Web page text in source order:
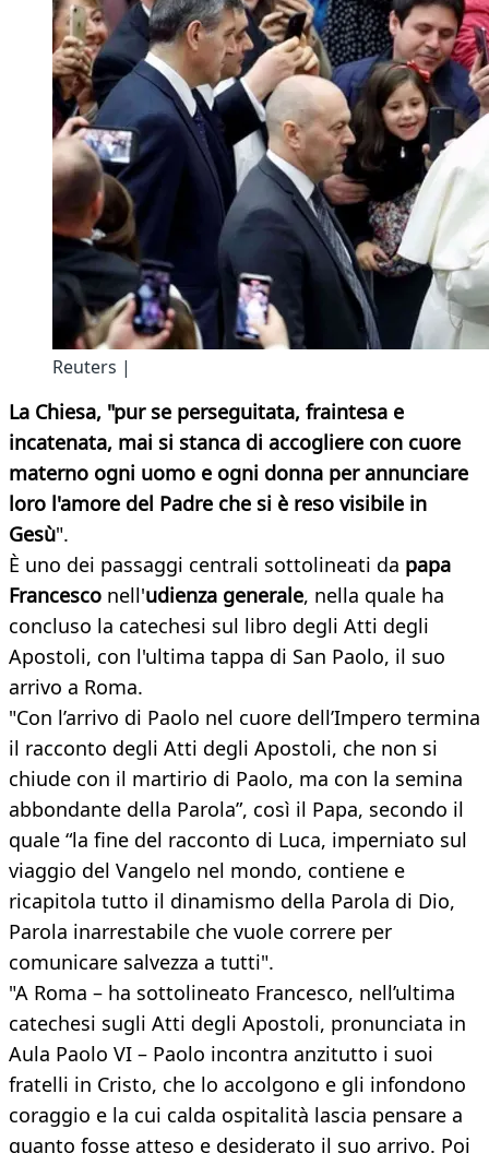
Reuters |
La Chiesa, "pur se perseguitata, fraintesa e
incatenata, mai si stanca di accogliere con cuore
materno ogni uomo e ogni donna per annunciare
loro l'amore del Padre che si è reso visibile in
Gesù".
È uno dei passaggi centrali sottolineati da papa
Francesco nell'udienza generale, nella quale ha
concluso la catechesi sul libro degli Atti degli
Apostoli, con l'ultima tappa di San Paolo, il suo
arrivo a Roma.
"Con l’arrivo di Paolo nel cuore dell’Impero termina
il racconto degli Atti degli Apostoli, che non si
chiude con il martirio di Paolo, ma con la semina
abbondante della Parola”, così il Papa, secondo il
quale “la fine del racconto di Luca, imperniato sul
viaggio del Vangelo nel mondo, contiene e
ricapitola tutto il dinamismo della Parola di Dio,
Parola inarrestabile che vuole correre per
comunicare salvezza a tutti".
"A Roma – ha sottolineato Francesco, nell’ultima
catechesi sugli Atti degli Apostoli, pronunciata in
Aula Paolo VI – Paolo incontra anzitutto i suoi
fratelli in Cristo, che lo accolgono e gli infondono
coraggio e la cui calda ospitalità lascia pensare a
quanto fosse atteso e desiderato il suo arrivo. Poi